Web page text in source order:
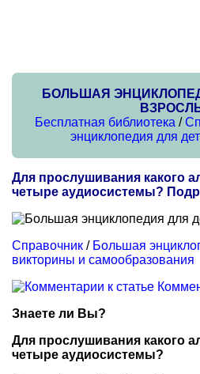
БОЛЬШАЯ
Бесплатная библиотека /
энциклопедия для
Для прослушивания какого
четыре аудиосистемы?
Справочник / Большая
викторины и самообразования
Знаете ли Вы?
Для прослушивания какого
четыре аудиосистемы?